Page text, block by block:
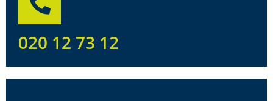
020 12 73 12